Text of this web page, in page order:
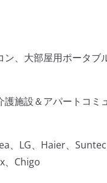
、大部屋用ポータブ
施設＆アパートコミ
LG、Haier、Suntec
、Chigo